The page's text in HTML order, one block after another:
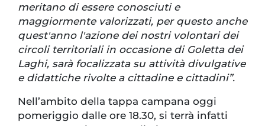
meritano di essere conosciuti e
maggiormente valorizzati, per questo anche
quest'anno l'azione dei nostri volontari dei
circoli territoriali in occasione di Goletta dei
Laghi, sarà focalizzata su attività divulgative
e didattiche rivolte a cittadine e cittadini”.
Nell’ambito della tappa campana oggi
pomeriggio dalle ore 18.30, si terrà infatti